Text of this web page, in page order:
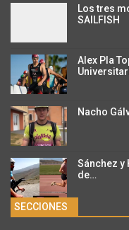
Los tres
SAILFISH
Alex Pla
Nacho
Sánchez y
de…
SECCIONES